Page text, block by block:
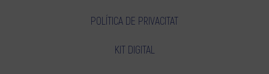
POLÍTICA DE PRIVACITAT
KIT DIGITAL